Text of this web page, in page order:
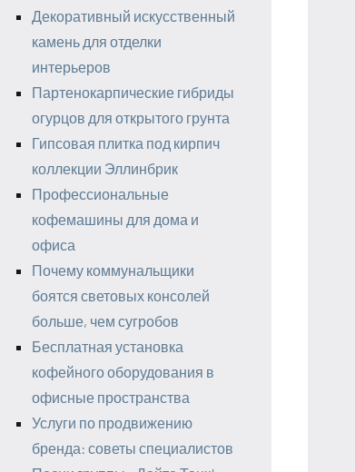
Декоративный искусственный
камень для отделки
интерьеров
Партенокарпические гибриды
огурцов для открытого грунта
Гипсовая плитка под кирпич
коллекции Эллинбрик
Профессиональные
кофемашины для дома и
офиса
Почему коммунальщики
боятся световых консолей
больше, чем сугробов
Бесплатная установка
кофейного оборудования в
офисные пространства
Услуги по продвижению
бренда: советы специалистов